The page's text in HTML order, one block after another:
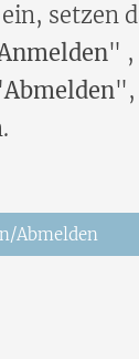
ein, setzen
" ,
Abmelden",
Abmelden